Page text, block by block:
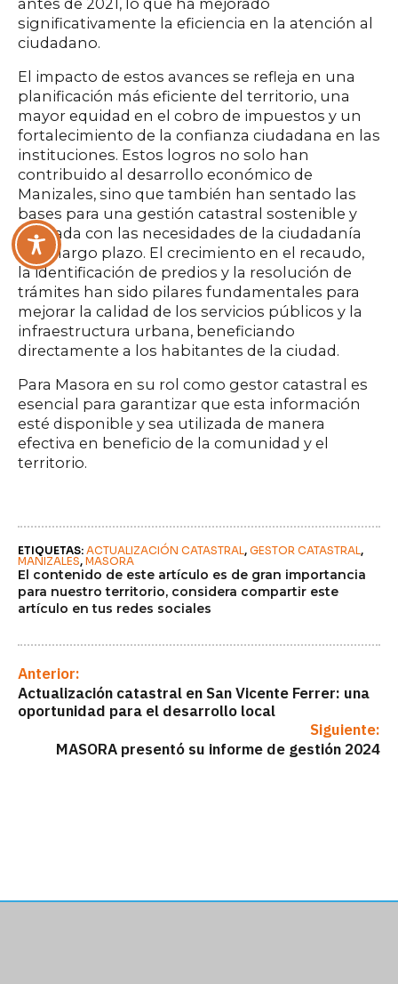
significativamente la eficiencia en la atención al
ciudadano.
El impacto de estos avances se refleja en una
planificación más eficiente del territorio, una
mayor equidad en el cobro de impuestos y un
fortalecimiento de la confianza ciudadana en las
instituciones. Estos logros no solo han
contribuido al desarrollo económico de
Manizales, sino que también han sentado las
bases para una gestión catastral sostenible y
alineada con las necesidades de la ciudadanía
en el largo plazo. El crecimiento en el recaudo,
la identificación de predios y la resolución de
trámites han sido pilares fundamentales para
mejorar la calidad de los servicios públicos y la
infraestructura urbana, beneficiando
directamente a los habitantes de la ciudad.
Para Masora en su rol como gestor catastral es
esencial para garantizar que esta información
esté disponible y sea utilizada de manera
efectiva en beneficio de la comunidad y el
territorio.
ETIQUETAS: ACTUALIZACIÓN CATASTRAL GESTOR CATASTRAL
MANIZALES MASORA
El contenido de este artículo es de gran importancia
para nuestro territorio, considera compartir este
artículo en tus redes sociales
Anterior:
Actualización catastral en San Vicente Ferrer: una
oportunidad para el desarrollo local
Siguiente:
MASORA presentó su informe de gestión 2024